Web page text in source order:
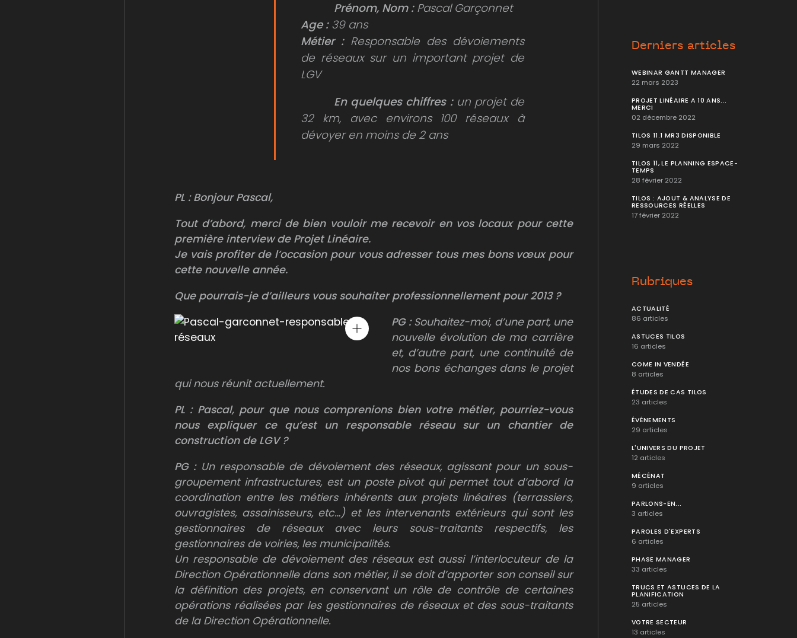
Prénom, Nom : Pascal Garçonnet
Age :39 ans
Métier : Responsable des dévoiements
de réseaux sur un important projet de
LGV
En quelques chiffres : un projet de
32 km, avec environs 100 réseaux à
dévoyer en moins de 2 ans
PL : Bonjour Pascal,
Tout d’abord, merci de bien vouloir me recevoir en vos locaux pour cette
première interview de Projet Linéaire.
Je vais profiter de l’occasion pour vous adresser tous mes bons vœux pour
cette nouvelle année.
Que pourrais-je d’ailleurs vous souhaiter professionnellement pour 2013 ?
PG : Souhaitez-moi, d’une part, une
nouvelle évolution de ma carrière
et, d’autre part, une continuité de
nos bons échanges dans le projet
qui nous réunit actuellement.
PL : Pascal, pour que nous comprenions bien votre métier, pourriez-vous
nous expliquer ce qu’est un responsable réseau sur un chantier de
construction de LGV ?
PG :Un responsable de dévoiement des réseaux, agissant pour un sous-
groupement infrastructures, est un poste pivot qui permet tout d’abord la
coordination entre les métiers inhérents aux projets linéaires (terrassiers,
ouvragistes, assainisseurs, etc…) et les intervenants extérieurs qui sont les
gestionnaires de réseaux avec leurs sous-traitants respectifs, les
gestionnaires de voiries, les municipalités.
Un responsable de dévoiement des réseaux est aussi l’interlocuteur de la
Direction Opérationnelle dans son métier, il se doit d’apporter son conseil sur
la définition des projets, en conservant un rôle de contrôle de certaines
opérations réalisées par les gestionnaires de réseaux et des sous-traitants
de la Direction Opérationnelle.
Derniers articles
WEBINAR GANTT MANAGER
22 mars 2023
PROJET LINÉAIRE A 10 ANS...
MERCI
02 décembre 2022
TILOS 11.1 MR3 DISPONIBLE
29 mars 2022
TILOS 11, LE PLANNING ESPACE-
TEMPS
28 février 2022
TILOS : AJOUT & ANALYSE DE
RESSOURCES RÉELLES
17 février 2022
Rubriques
ACTUALITÉ
86 articles
ASTUCES TILOS
16 articles
COME IN VENDÉE
8 articles
ÉTUDES DE CAS TILOS
23 articles
ÉVÉNEMENTS
29 articles
L'UNIVERS DU PROJET
12 articles
MÉCÉNAT
9 articles
PARLONS-EN...
3 articles
PAROLES D'EXPERTS
6 articles
PHASE MANAGER
33 articles
TRUCS ET ASTUCES DE LA
PLANIFICATION
25 articles
VOTRE SECTEUR
13 articles